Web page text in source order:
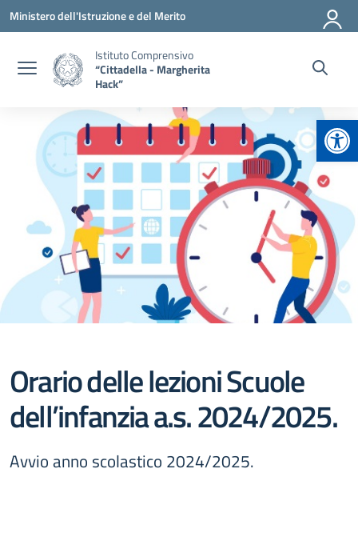
Vai ai contenuti
Vai al menu di navigazione
Vai al footer
Ministero dell'Istruzione e del Merito
Istituto Comprensivo
“Cittadella - Margherita
Hack”
Orario delle lezioni Scuole
dell’infanzia a.s. 2024/2025.
Avvio anno scolastico 2024/2025.